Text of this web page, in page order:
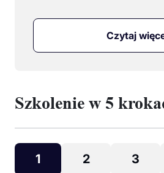
Czytaj
Szkolenie w 5
1 2 3